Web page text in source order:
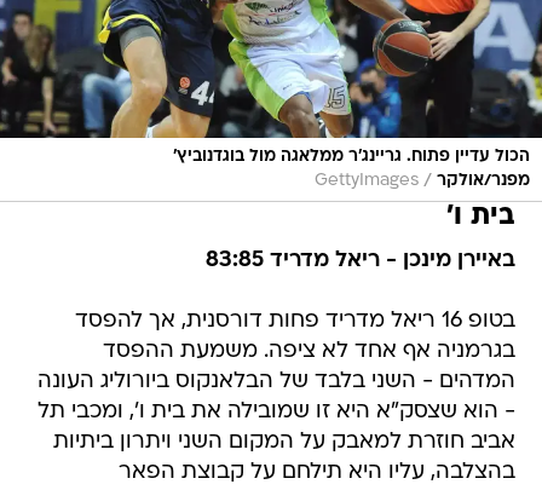
הכול עדיין פתוח. גריינג'ר ממלאגה מול בוגדנוביץ'
מפנר/אולקר /
GettyImages
בית ו'
באיירן מינכן - ריאל מדריד 83:85
בטופ 16 ריאל מדריד פחות דורסנית, אך להפסד
בגרמניה אף אחד לא ציפה. משמעת ההפסד
המדהים - השני בלבד של הבלאנקוס ביורוליג העונה
- הוא שצסק"א היא זו שמובילה את בית ו', ומכבי תל
אביב חוזרת למאבק על המקום השני ויתרון ביתיות
בהצלבה, עליו היא תילחם על קבוצת הפאר